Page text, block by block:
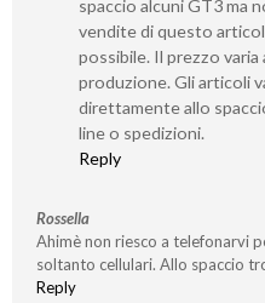
spaccio alcuni GT3 ma
vendite di questo
possibile. Il prezzo
produzione. Gli articoli
direttamente allo
line o spedizioni.
Reply
Rossella
Ahimè non riesco a telefonarvi
soltanto cellulari. Allo spaccio
Reply